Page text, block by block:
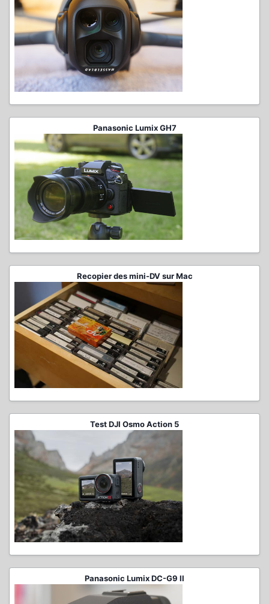
Panasonic Lumix GH7
Recopier des mini-DV sur Mac
Test DJI Osmo Action 5
Panasonic Lumix DC-G9 II